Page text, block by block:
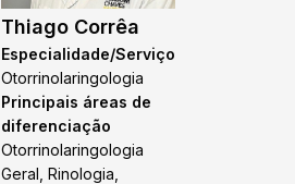
Thiago Corrêa
Especialidade/Serviço
Otorrinolaringologia
Principais áreas de
diferenciação
Otorrinolaringologia
Geral, Rinologia,